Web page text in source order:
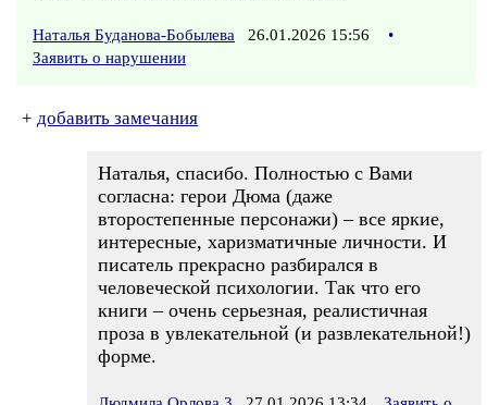
Наталья Буданова-Бобылева 26.01.2026 15:56
•
Заявить о нарушении
+ добавить замечания
Наталья, спасибо. Полностью с Вами
согласна: герои Дюма (даже
второстепенные персонажи) – все яркие,
интересные, харизматичные личности. И
писатель прекрасно разбирался в
человеческой психологии. Так что его
книги – очень серьезная, реалистичная
проза в увлекательной (и развлекательной!)
форме.